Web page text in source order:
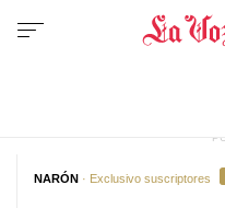
NARÓN · Exclusivo suscriptores